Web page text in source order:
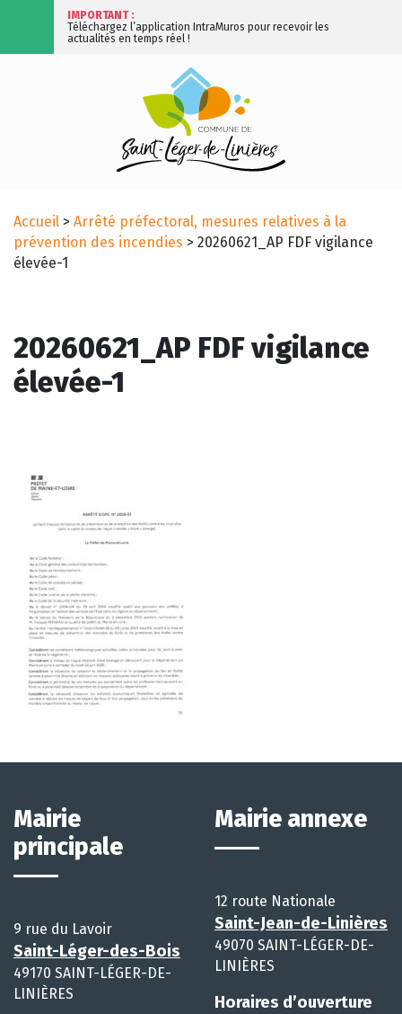
IMPORTANT :
Téléchargez l’application IntraMuros pour recevoir les
actualités en temps réel !
Accueil > Arrêté préfectoral, mesures relatives à la
prévention des incendies > 20260621_AP FDF vigilance
élevée-1
20260621_AP FDF vigilance
élevée-1
Mairie
principale
9 rue du Lavoir
Saint-Léger-des-Bois
49170 SAINT-LÉGER-DE-
LINIÈRES
Mairie annexe
12 route Nationale
Saint-Jean-de-Linières
49070 SAINT-LÉGER-DE-
LINIÈRES
Horaires d’ouverture